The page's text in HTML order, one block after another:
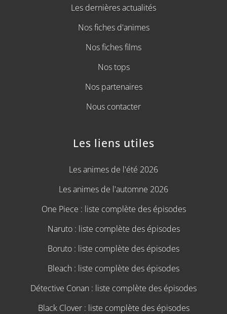
Les dernières actualités
Nos fiches d'animes
Nos fiches films
Nos tops
Nos partenaires
Nous contacter
Les liens utiles
Les animes de l'été 2026
Les animes de l'automne 2026
One Piece : liste complète des épisodes
Naruto : liste complète des épisodes
Boruto : liste complète des épisodes
Bleach : liste complète des épisodes
Détective Conan : liste complète des épisodes
Black Clover : liste complète des épisodes